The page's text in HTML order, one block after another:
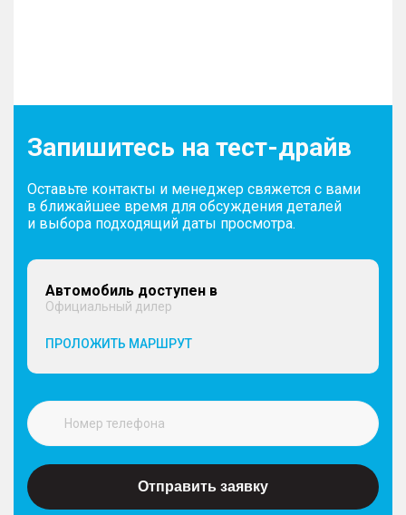
Запишитесь на тест-драйв
Оставьте контакты и менеджер свяжется с вами
в ближайшее время для обсуждения деталей
и выбора подходящий даты просмотра.
Автомобиль доступен в
Официальный дилер
ПРОЛОЖИТЬ МАРШРУТ
Отправить заявку